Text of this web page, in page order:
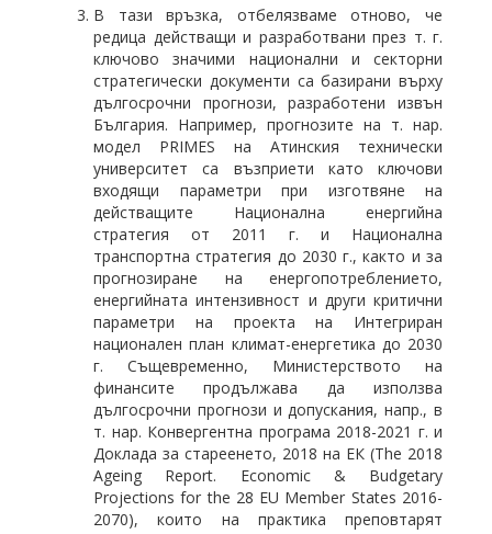
В тази връзка, отбелязваме отново, че
редица действащи и разработвани през т. г.
ключово значими национални и секторни
стратегически документи са базирани върху
дългосрочни прогнози, разработени извън
България. Например, прогнозите на т. нар.
модел PRIMES на Атинския технически
университет са възприети като ключови
входящи параметри при изготвяне на
действащите Национална енергийна
стратегия от 2011 г. и Национална
транспортна стратегия до 2030 г., както и за
прогнозиране на енергопотреблението,
енергийната интензивност и други критични
параметри на проекта на Интегриран
национален план климат-енергетика до 2030
г. Същевременно, Министерството на
финансите продължава да използва
дългосрочни прогнози и допускания, напр., в
т. нар. Конвергентна програма 2018-2021 г. и
Доклада за стареенето, 2018 на ЕК (The 2018
Ageing Report. Economic & Budgetary
Projections for the 28 EU Member States 2016-
2070), които на практика преповтарят